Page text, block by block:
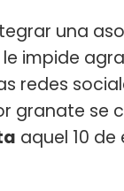
una
impide
redes
granate se
aquel 10 de